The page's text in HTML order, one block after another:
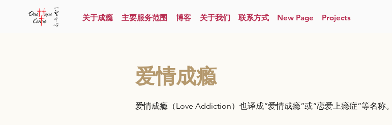
关于成瘾 主要服务范围 博客 关于我们 联系方式 New Page Projects
爱情成瘾
爱情成瘾（Love Addiction）也译成“爱情成瘾”或“恋爱上瘾症”等名称。